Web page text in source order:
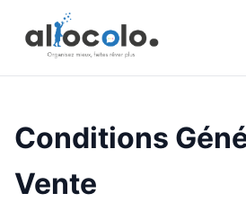
Conditions
Vente